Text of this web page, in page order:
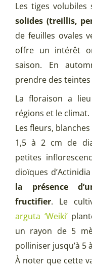
Les tiges volubiles
solides (treillis,
de feuilles ovales
offre un intérêt
saison. En
prendre des
La floraison a lieu
régions et le climat.
Les fleurs,
1,5 à 2 cm de
petites
dioïques
la présence
fructifier. Le
arguta ‘Weiki’
un rayon de 5
polliniser jusqu’à 5
À noter que cette